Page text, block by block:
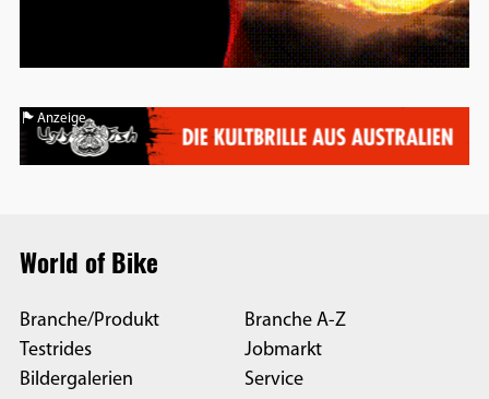
Anzeige
World of Bike
Branche/Produkt
Testrides
Bildergalerien
Branche A-Z
Jobmarkt
Service